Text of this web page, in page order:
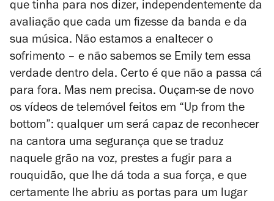
que tinha para nos dizer, independentemente da
avaliação que cada um fizesse da banda e da
sua música. Não estamos a enaltecer o
sofrimento – e não sabemos se Emily tem essa
verdade dentro dela. Certo é que não a passa cá
para fora. Mas nem precisa. Ouçam-se de novo
os vídeos de telemóvel feitos em “Up from the
bottom”: qualquer um será capaz de reconhecer
na cantora uma segurança que se traduz
naquele grão na voz, prestes a fugir para a
rouquidão, que lhe dá toda a sua força, e que
certamente lhe abriu as portas para um lugar